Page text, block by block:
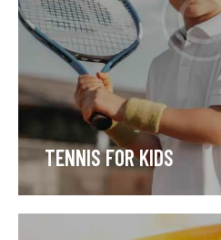
TENNIS FOR KIDS